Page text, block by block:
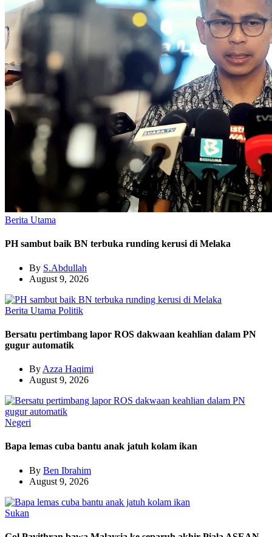
Berita Utama
PH sambut baik BN terbuka runding kerusi di Melaka
By S.Abdullah
August 9, 2026
Berita Utama Politik
Bersatu pertimbang lapor ROS dakwaan keahlian dalam PN
gugur automatik
By Azza Haqimi
August 9, 2026
Negeri
Bapa lemas cuba bantu anak jatuh kolam ikan
By Ben Ibrahim
August 9, 2026
Sukan